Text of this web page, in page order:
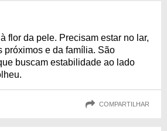
flor da pele. Precisam estar no lar,
próximos e da família. São
buscam estabilidade ao lado
COMPARTILHAR